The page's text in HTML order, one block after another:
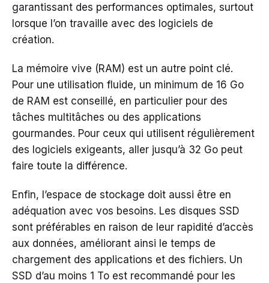
garantissant des performances optimales, surtout
lorsque l’on travaille avec des logiciels de
création.
La mémoire vive (RAM) est un autre point clé.
Pour une utilisation fluide, un minimum de 16 Go
de RAM est conseillé, en particulier pour des
tâches multitâches ou des applications
gourmandes. Pour ceux qui utilisent régulièrement
des logiciels exigeants, aller jusqu’à 32 Go peut
faire toute la différence.
Enfin, l’espace de stockage doit aussi être en
adéquation avec vos besoins. Les disques SSD
sont préférables en raison de leur rapidité d’accès
aux données, améliorant ainsi le temps de
chargement des applications et des fichiers. Un
SSD d’au moins 1 To est recommandé pour les